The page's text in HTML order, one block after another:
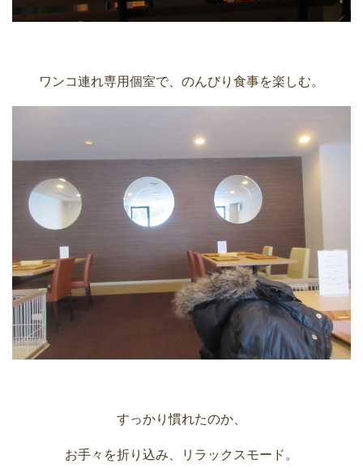
ワンコ連れ専用個室で、のんびり食事を楽しむ。
すっかり慣れたのか、
お手々を折り込み、リラックスモード。